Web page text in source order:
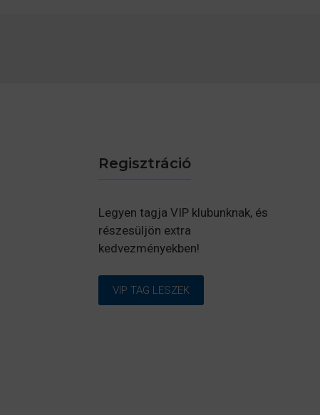
Regisztráció
Legyen tagja VIP klubunknak, és
részesüljön extra
kedvezményekben!
VIP TAG LESZEK